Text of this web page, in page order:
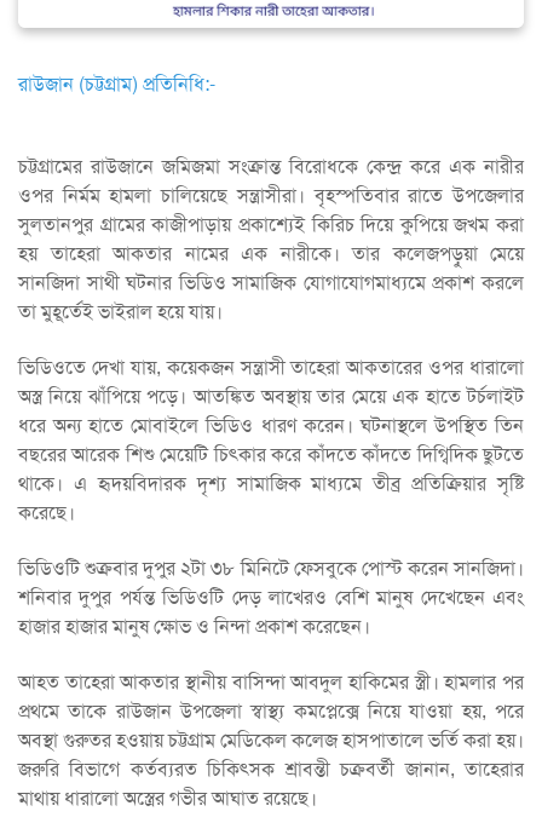
রাউজান (চট্টগ্রাম) প্রতিনিধি:-
চট্টগ্রামের রাউজানে জমিজমা সংক্রান্ত বিরোধকে কেন্দ্র করে এক নারীর
ওপর নির্মম হামলা চালিয়েছে সন্ত্রাসীরা। বৃহস্পতিবার রাতে উপজেলার
সুলতানপুর গ্রামের কাজীপাড়ায় প্রকাশ্যেই কিরিচ দিয়ে কুপিয়ে জখম করা
হয় তাহেরা আকতার নামের এক নারীকে। তার কলেজপড়ুয়া মেয়ে
সানজিদা সাথী ঘটনার ভিডিও সামাজিক যোগাযোগমাধ্যমে প্রকাশ করলে
তা মুহূর্তেই ভাইরাল হয়ে যায়।
ভিডিওতে দেখা যায়, কয়েকজন সন্ত্রাসী তাহেরা আকতারের ওপর ধারালো
অস্ত্র নিয়ে ঝাঁপিয়ে পড়ে। আতঙ্কিত অবস্থায় তার মেয়ে এক হাতে টর্চলাইট
ধরে অন্য হাতে মোবাইলে ভিডিও ধারণ করেন। ঘটনাস্থলে উপস্থিত তিন
বছরের আরেক শিশু মেয়েটি চিৎকার করে কাঁদতে কাঁদতে দিগ্বিদিক ছুটতে
থাকে। এ হৃদয়বিদারক দৃশ্য সামাজিক মাধ্যমে তীব্র প্রতিক্রিয়ার সৃষ্টি
করেছে।
ভিডিওটি শুক্রবার দুপুর ২টা ৩৮ মিনিটে ফেসবুকে পোস্ট করেন সানজিদা।
শনিবার দুপুর পর্যন্ত ভিডিওটি দেড় লাখেরও বেশি মানুষ দেখেছেন এবং
হাজার হাজার মানুষ ক্ষোভ ও নিন্দা প্রকাশ করেছেন।
আহত তাহেরা আকতার স্থানীয় বাসিন্দা আবদুল হাকিমের স্ত্রী। হামলার পর
প্রথমে তাকে রাউজান উপজেলা স্বাস্থ্য কমপ্লেক্সে নিয়ে যাওয়া হয়, পরে
অবস্থা গুরুতর হওয়ায় চট্টগ্রাম মেডিকেল কলেজ হাসপাতালে ভর্তি করা হয়।
জরুরি বিভাগে কর্তব্যরত চিকিৎসক শ্রাবন্তী চক্রবর্তী জানান, তাহেরার
মাথায় ধারালো অস্ত্রের গভীর আঘাত রয়েছে।